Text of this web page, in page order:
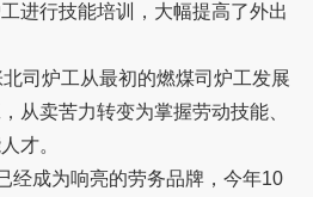
进行技能培训，大幅提高了外出
司炉工从最初的燃煤司炉工发展
从卖苦力转变为掌握劳动技能、
才。
经成为响亮的劳务品牌，今年10